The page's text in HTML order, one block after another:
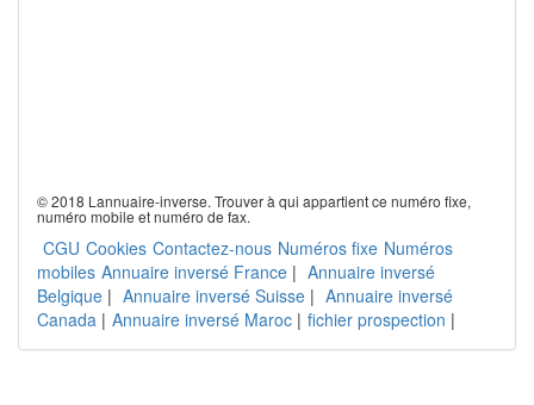
© 2018 Lannuaire-inverse. Trouver à qui appartient ce numéro fixe,
numéro mobile et numéro de fax.
CGU Cookies Contactez-nous Numéros fixe Numéros
mobiles Annuaire inversé France | Annuaire inversé
Belgique | Annuaire inversé Suisse | Annuaire inversé
Canada | Annuaire inversé Maroc | fichier prospection |